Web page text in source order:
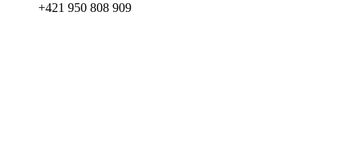
+421 950 808 909